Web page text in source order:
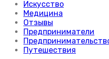
Искусство
Медицина
Отзывы
Предприниматели
Путешествия